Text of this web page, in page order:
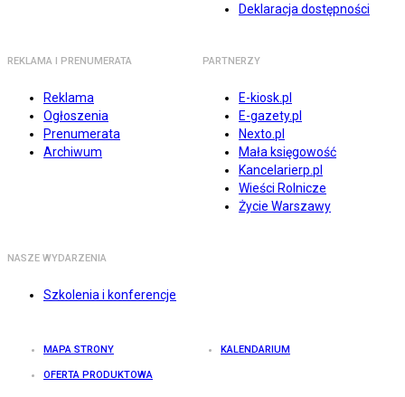
Deklaracja dostępności
REKLAMA I PRENUMERATA
Reklama
Ogłoszenia
Prenumerata
Archiwum
PARTNERZY
E-kiosk.pl
E-gazety.pl
Nexto.pl
Mała księgowość
Kancelarierp.pl
Wieści Rolnicze
Życie Warszawy
NASZE WYDARZENIA
Szkolenia i konferencje
MAPA STRONY KALENDARIUM
OFERTA PRODUKTOWA